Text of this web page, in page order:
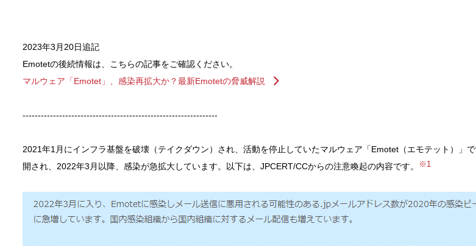
パ
ー
ト
式
会
2023年3月20日追記
Emotetの後続情報は、こちらの記事をご確認ください。
マルウェア「Emotet」、感染再拡大か？最新Emotetの脅威解説
----------------------------------------------------------------
2021年1月にインフラ基盤を破壊（テイクダウン）され、活動を停止していたマルウェア「Emotet（エモテット）」
開され、2022年3月以降、感染が急拡大しています。以下は、JPCERT/CCからの注意喚起の内容です。
※1